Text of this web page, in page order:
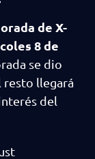
de X-
8 de
se dio
resto llegará
del